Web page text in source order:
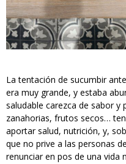
La tentación de sucumbir
era muy grande, y estaba
saludable carezca de sabor y
zanahorias, frutos secos…
aportar salud, nutrición, y,
que no prive a las personas
renunciar en pos de una vida